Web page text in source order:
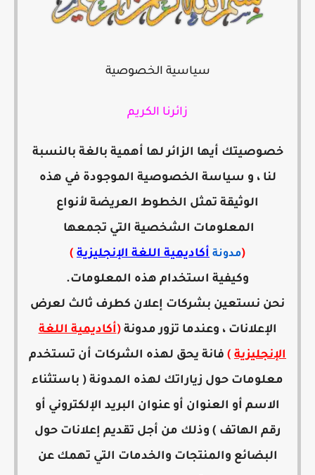
سياسية الخصوصية
زائرنا الكريم
خصوصيتك أيها الزائر لها أهمية بالغة بالنسبة
لنا ، و سياسة الخصوصية الموجودة في هذه
الوثيقة تمثل الخطوط العريضة لأنواع
المعلومات الشخصية التي تجمعها
(مدونة أكاديمية اللغة الإنجليزية )
وكيفية استخدام هذه المعلومات.
نحن نستعين بشركات إعلان كطرف ثالث لعرض
الإعلانات ، وعندما تزور مدونة(أكاديمية اللغة
الإنجليزية ) فانة يحق لهذه الشركات أن تستخدم
معلومات حول زياراتك لهذه المدونة ( باستثناء
الاسم أو العنوان أو عنوان البريد الإلكتروني أو
رقم الهاتف ) وذلك من أجل تقديم إعلانات حول
البضائع والمنتجات والخدمات التي تهمك عن